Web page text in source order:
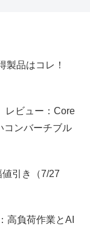
製品はコレ！
レビュー：Core
コンバーチブル
引き（7/27
高負荷作業とAI